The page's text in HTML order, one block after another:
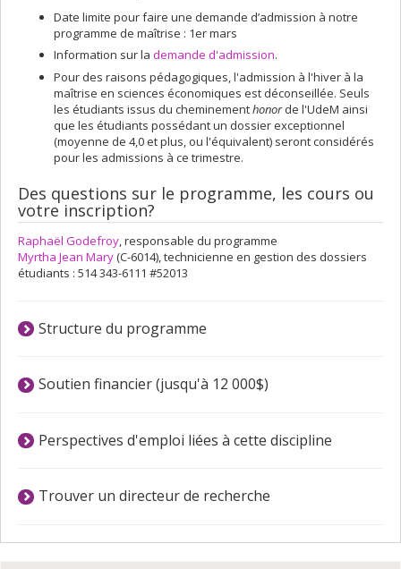
Date limite pour faire une demande d’admission à notre
programme de maîtrise : 1er mars
Information sur la demande d'admission.
Pour des raisons pédagogiques, l'admission à l'hiver à la
maîtrise en sciences économiques est déconseillée. Seuls
les étudiants issus du cheminementhonorde l'UdeM ainsi
que les étudiants possédant un dossier exceptionnel
(moyenne de 4,0 et plus, ou l'équivalent) seront considérés
pour les admissions à ce trimestre.
Des questions sur le programme, les cours ou
votre inscription?
Raphaël Godefroy , responsable du programme
Myrtha Jean Mary(C-6014), technicienne en gestion des dossiers
étudiants : 514 343-6111 #52013
Structure du programme
Soutien financier (jusqu'à 12 000$)
Perspectives d'emploi liées à cette discipline
Trouver un directeur de recherche